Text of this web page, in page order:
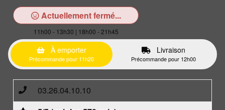
Actuellement fermé...
11h00 - 13h30 | 18h00 - 21h45
À emporter
Précommande pour 11h20
Livraison
Précommande pour 12h00
03.26.04.10.10